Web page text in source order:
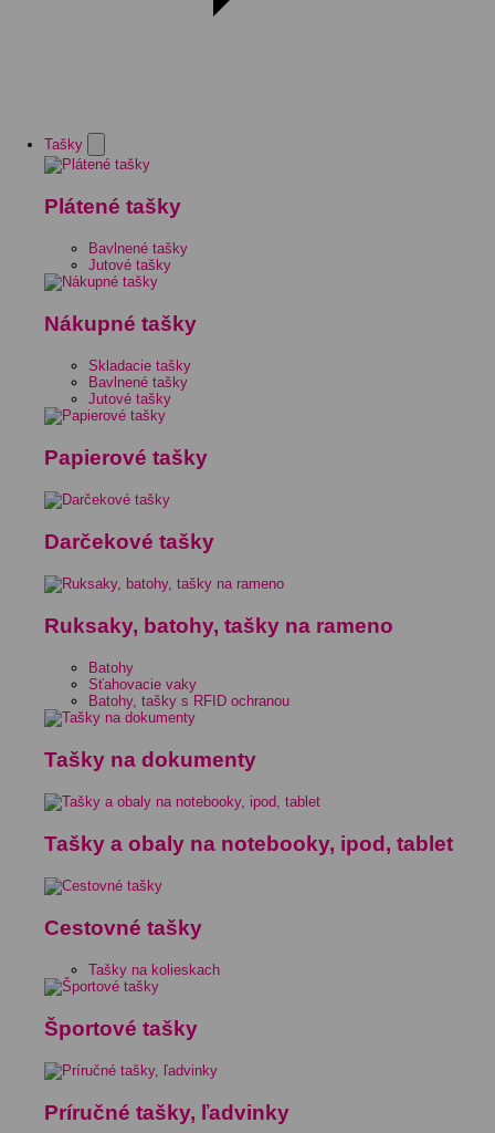
Tašky
Plátené tašky
Bavlnené tašky
Jutové tašky
Nákupné tašky
Skladacie tašky
Bavlnené tašky
Jutové tašky
Papierové tašky
Darčekové tašky
Ruksaky, batohy, tašky na rameno
Batohy
Sťahovacie vaky
Batohy, tašky s RFID ochranou
Tašky na dokumenty
Tašky a obaly na notebooky, ipod, tablet
Cestovné tašky
Tašky na kolieskach
Športové tašky
Príručné tašky, ľadvinky